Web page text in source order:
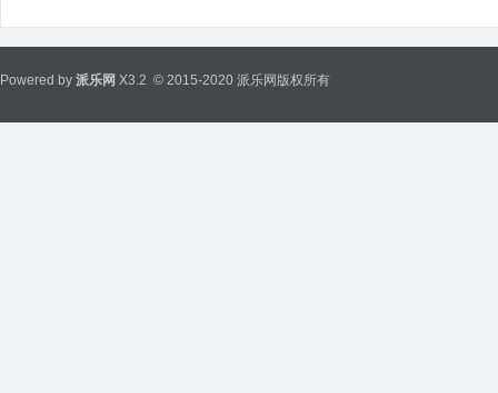
Powered by 派乐网 X3.2 © 2015-2020 派乐网版权所有